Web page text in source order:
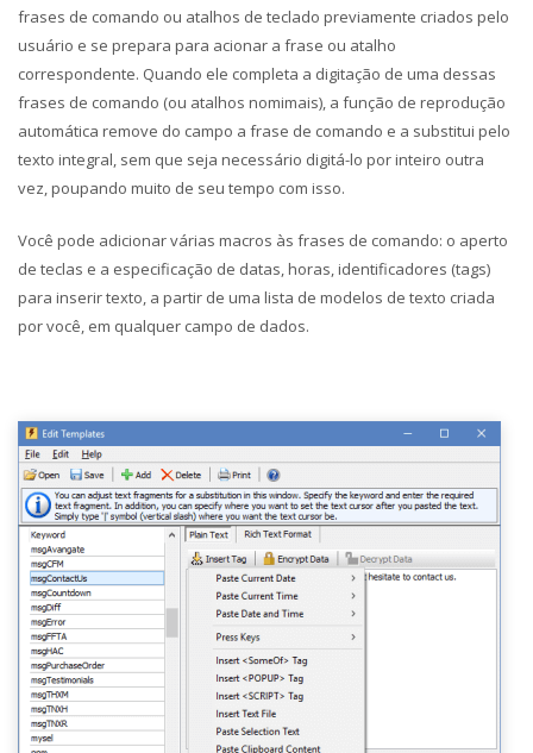
frases de comando ou atalhos de teclado previamente criados pelo
usuário e se prepara para acionar a frase ou atalho
correspondente. Quando ele completa a digitação de uma dessas
frases de comando (ou atalhos nomimais), a função de reprodução
automática remove do campo a frase de comando e a substitui pelo
texto integral, sem que seja necessário digitá-lo por inteiro outra
vez, poupando muito de seu tempo com isso.
Você pode adicionar várias macros às frases de comando: o aperto
de teclas e a especificação de datas, horas, identificadores (tags)
para inserir texto, a partir de uma lista de modelos de texto criada
por você, em qualquer campo de dados.